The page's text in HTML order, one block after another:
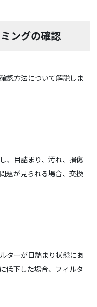
ングの確認
認方法について解説しま
、目詰まり、汚れ、損傷
題が見られる場合、交換
ターが目詰まり状態にあ
低下した場合、フィルタ